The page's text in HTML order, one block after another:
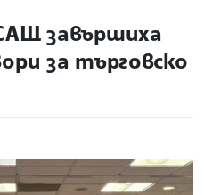
завършиха
за търговско